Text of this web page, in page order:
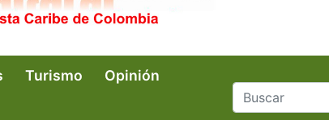
Turismo Opinión